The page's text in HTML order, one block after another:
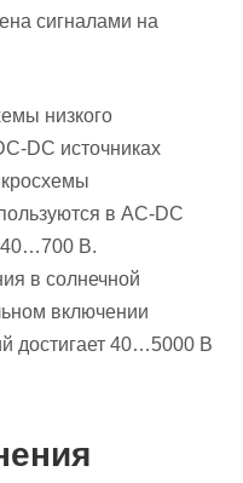
сигналами на
низкого
DC источниках
в AC-DC
40…700 В.
в солнечной
включении
достигает 40…5000 В